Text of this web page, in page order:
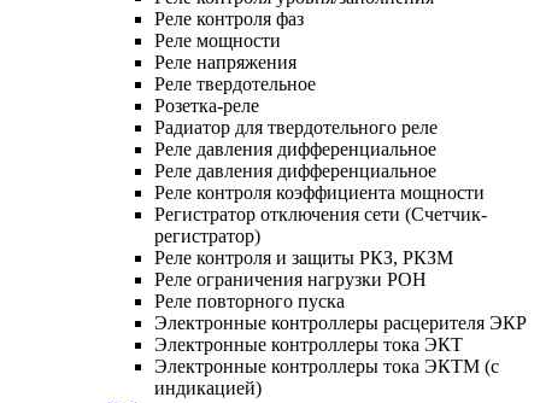
Реле контроля фаз
Реле мощности
Реле напряжения
Реле твердотельное
Розетка-реле
Радиатор для твердотельного реле
Реле давления дифференциальное
Реле давления дифференциальное
Реле контроля коэффициента мощности
Регистратор отключения сети (Счетчик-
регистратор)
Реле контроля и защиты РКЗ, РКЗМ
Реле ограничения нагрузки РОН
Реле повторного пуска
Электронные контроллеры расцерителя ЭКР
Электронные контроллеры тока ЭКТ
Электронные контроллеры тока ЭКТМ (с
индикацией)